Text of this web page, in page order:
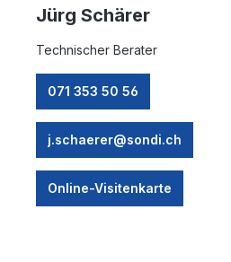
Jürg Schärer
Technischer Berater
071 353 50 56
j.schaerer@sondi.ch
Online-Visitenkarte